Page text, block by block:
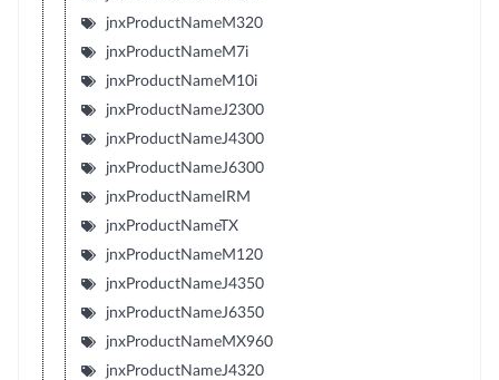
jnxProductNameM320
jnxProductNameM7i
jnxProductNameM10i
jnxProductNameJ2300
jnxProductNameJ4300
jnxProductNameJ6300
jnxProductNameIRM
jnxProductNameTX
jnxProductNameM120
jnxProductNameJ4350
jnxProductNameJ6350
jnxProductNameMX960
jnxProductNameJ4320